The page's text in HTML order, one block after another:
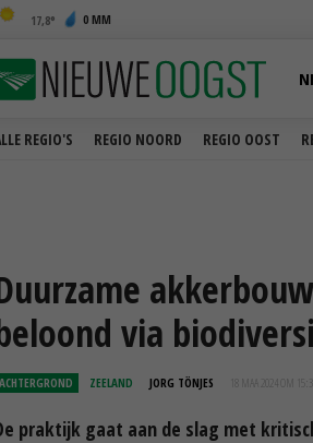
17,8 0 MM
REGIO'S REGIO NOORD REGIO OOST
via
ACHTERGROND ZEELAND JORG TÖNJES 18 MAA 2024 OM 15:30
praktijk gaat aan de slag met